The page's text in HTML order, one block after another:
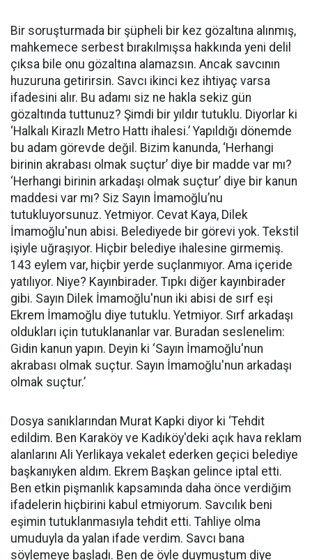
Bir soruşturmada bir şüpheli bir kez gözaltına alınmış,
mahkemece serbest bırakılmışsa hakkında yeni delil
çıksa bile onu gözaltına alamazsın. Ancak savcının
huzuruna getirirsin. Savcı ikinci kez ihtiyaç varsa
ifadesini alır. Bu adamı siz ne hakla sekiz gün
gözaltında tuttunuz? Şimdi bir yıldır tutuklu. Diyorlar ki
‘Halkalı Kirazlı Metro Hattı ihalesi.’ Yapıldığı dönemde
bu adam görevde değil. Bizim kanunda, ‘Herhangi
birinin akrabası olmak suçtur’ diye bir madde var mı?
‘Herhangi birinin arkadaşı olmak suçtur’ diye bir kanun
maddesi var mı? Siz Sayın İmamoğlu’nu
tutukluyorsunuz. Yetmiyor. Cevat Kaya, Dilek
İmamoğlu'nun abisi. Belediyede bir görevi yok. Tekstil
işiyle uğraşıyor. Hiçbir belediye ihalesine girmemiş.
143 eylem var, hiçbir yerde suçlanmıyor. Ama içeride
yatılıyor. Niye? Kayınbirader. Tıpkı diğer kayınbirader
gibi. Sayın Dilek İmamoğlu'nun iki abisi de sırf eşi
Ekrem İmamoğlu diye tutuklu. Yetmiyor. Sırf arkadaşı
oldukları için tutuklananlar var. Buradan seslenelim:
Gidin kanun yapın. Deyin ki ‘Sayın İmamoğlu'nun
akrabası olmak suçtur. Sayın İmamoğlu'nun arkadaşı
olmak suçtur.’
Dosya sanıklarından Murat Kapki diyor ki ‘Tehdit
edildim. Ben Karaköy ve Kadıköy'deki açık hava reklam
alanlarını Ali Yerlikaya vekalet ederken geçici belediye
başkanıyken aldım. Ekrem Başkan gelince iptal etti.
Ben etkin pişmanlık kapsamında daha önce verdiğim
ifadelerin hiçbirini kabul etmiyorum. Savcılık beni
eşimin tutuklanmasıyla tehdit etti. Tahliye olma
umuduyla da yalan ifade verdim. Savcı bana
söylemeye başladı. Ben de öyle duymuştum diye